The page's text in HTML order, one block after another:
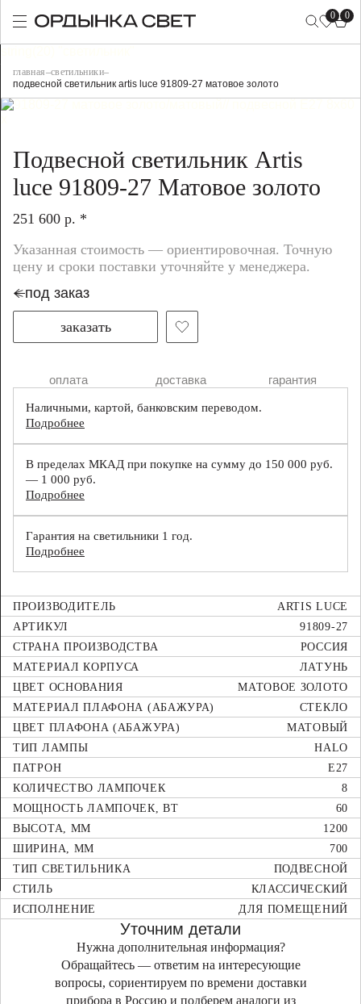
0 0
главная–светильники–
подвесной светильник artis luce 91809-27 матовое золото
Подвесной светильник Artis
luce 91809-27 Матовое золото
251 600 р. *
Указанная стоимость — ориентировочная. Точную
цену и сроки поставки уточняйте у менеджера.
под заказ
заказать
оплата доставка гарантия
Наличными, картой, банковским переводом.
Подробнее
В пределах МКАД при покупке на сумму до 150 000 руб.
— 1 000 руб.
Подробнее
Гарантия на светильники 1 год.
Подробнее
ПРОИЗВОДИТЕЛЬ
ARTIS LUCE
АРТИКУЛ
91809-27
СТРАНА ПРОИЗВОДСТВА
РОССИЯ
МАТЕРИАЛ КОРПУСА
ЛАТУНЬ
ЦВЕТ ОСНОВАНИЯ
МАТОВОЕ ЗОЛОТО
МАТЕРИАЛ ПЛАФОНА (АБАЖУРА)
СТЕКЛО
ЦВЕТ ПЛАФОНА (АБАЖУРА)
МАТОВЫЙ
ТИП ЛАМПЫ
HALO
ПАТРОН
E27
КОЛИЧЕСТВО ЛАМПОЧЕК
8
МОЩНОСТЬ ЛАМПОЧЕК, ВТ
60
ВЫСОТА, ММ
1200
ШИРИНА, ММ
700
ТИП СВЕТИЛЬНИКА
ПОДВЕСНОЙ
СТИЛЬ
КЛАССИЧЕСКИЙ
ИСПОЛНЕНИЕ
ДЛЯ ПОМЕЩЕНИЙ
Уточним детали
Нужна дополнительная информация?
Обращайтесь — ответим на интересующие
вопросы, сориентируем по времени доставки
прибора в Россию и подберем аналоги из